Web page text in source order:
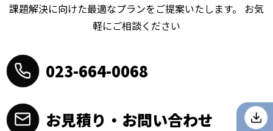
課題解決に向けた最適なプランをご提案いたします。
お気
軽にご相談ください
023-664-0068
お見積り・お問い合わせ